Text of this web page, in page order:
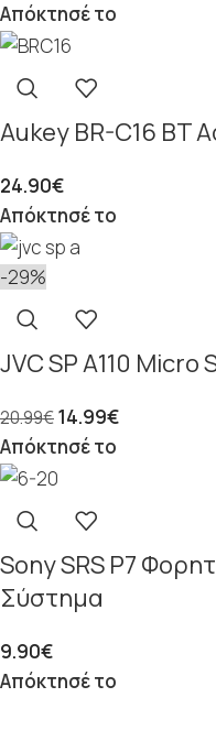
Απόκτησέ το
Aukey BR-C16 BT
24.90€
Απόκτησέ το
-29%
JVC SP A110 Micro
20.99€14.99€
Απόκτησέ το
Sony SRS P7
Σύστημα
9.90€
Απόκτησέ το